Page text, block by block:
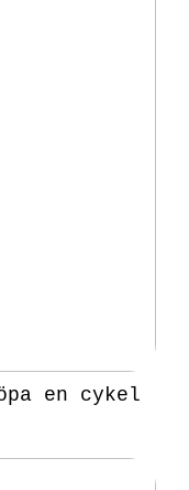
en cykel